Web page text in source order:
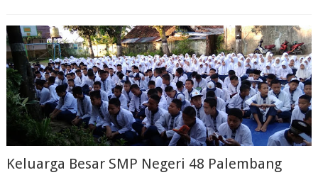
Keluarga Besar SMP Negeri 48 Palembang